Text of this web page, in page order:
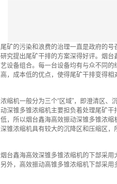
尾矿的污染和浪费的治理一直是政府的
研究提出尾矿干排的方案深得好评。烟
艺设备组合。每一台设备均有与众不同
高，成本低的优点，使得尾矿干排变得相
浓缩机一般分为三个“区域”，即澄清区
动深锥多锥浓缩机主要担负着处理尾矿
低，所以烟台鑫海高效振动深锥多锥浓
深锥浓缩机具有较大的沉降区和压缩区，
烟台鑫海高效深锥多锥浓缩机的下部采用
另外，高效振动高锥多锥浓缩机下部采